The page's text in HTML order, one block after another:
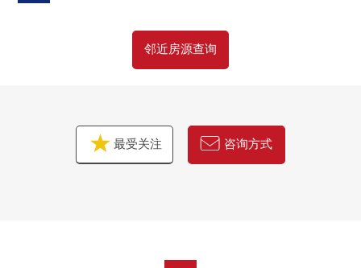
邻近房源查询
最受关注 咨询方式